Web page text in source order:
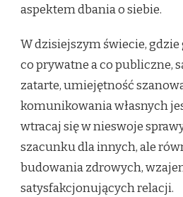
aspektem dbania o siebie.
W dzisiejszym świecie,
co prywatne a co publiczne,
zatarte, umiejętność
komunikowania własnych
wtracaj się w nieswoje
szacunku dla innych, ale
budowania zdrowych,
satysfakcjonujących relacji.